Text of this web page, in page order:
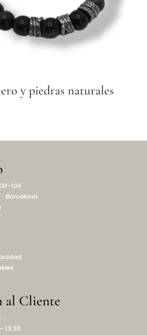
y piedras naturales
104
Barcelona
al Cliente
13:30